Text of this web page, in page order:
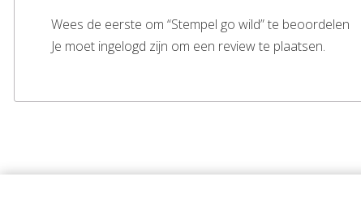
Wees de eerste om “Stempel go wild” te beoordelen
Je moet ingelogd zijn om een review te plaatsen.